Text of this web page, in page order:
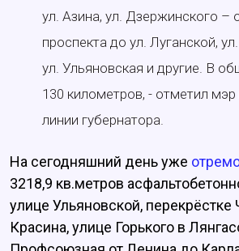
ул. Азина, ул. Дзержинского –
проспекта до ул. Луганской,
ул. Ульяновская и другие. В
130 километров, - отметил
линии губернатора.
На сегодняшний день уже
3218,9 кв.метров
улице Ульяновской, перекрёстке
Красина, улице Горького в